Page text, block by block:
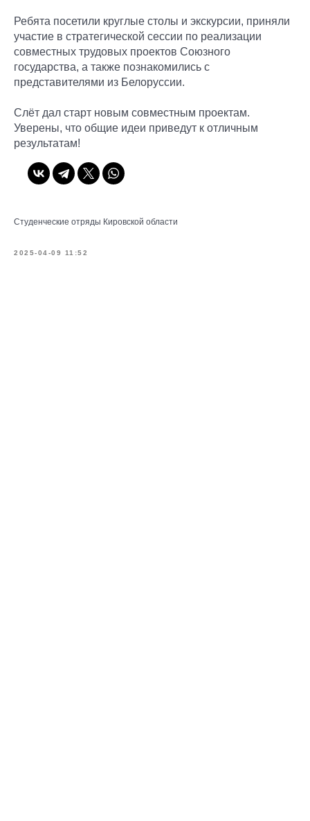
Ребята посетили круглые столы и экскурсии, приняли
участие в стратегической сессии по реализации
совместных трудовых проектов Союзного
государства, а также познакомились с
представителями из Белоруссии.
Слёт дал старт новым совместным проектам.
Уверены, что общие идеи приведут к отличным
результатам!
Студенческие отряды Кировской области
2025-04-09 11:52